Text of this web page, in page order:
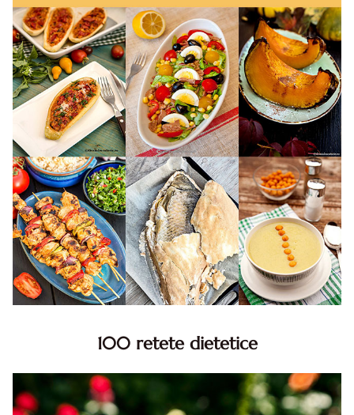
100 retete dietetice
dietetice. Idei retete dietetice. 100 Retete mancare
pentru dieta.